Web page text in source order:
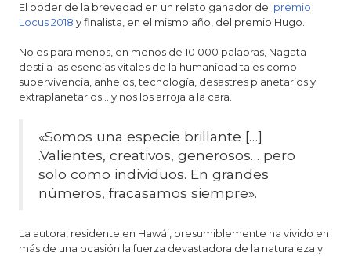
El poder de la brevedad en un relato ganador del premio
Locus 2018 y finalista, en el mismo año, del premio Hugo.
No es para menos, en menos de 10 000 palabras, Nagata
destila las esencias vitales de la humanidad tales como
supervivencia, anhelos, tecnología, desastres planetarios y
extraplanetarios… y nos los arroja a la cara.
«Somos una especie brillante […]
.Valientes, creativos, generosos… pero
solo como individuos. En grandes
números, fracasamos siempre».
La autora, residente en Hawái, presumiblemente ha vivido en
más de una ocasión la fuerza devastadora de la naturaleza y